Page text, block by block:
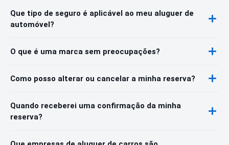
Que tipo de seguro é aplicável ao meu aluguer de
automóvel?
O que é uma marca sem preocupações?
Como posso alterar ou cancelar a minha reserva?
Quando receberei uma confirmação da minha
reserva?